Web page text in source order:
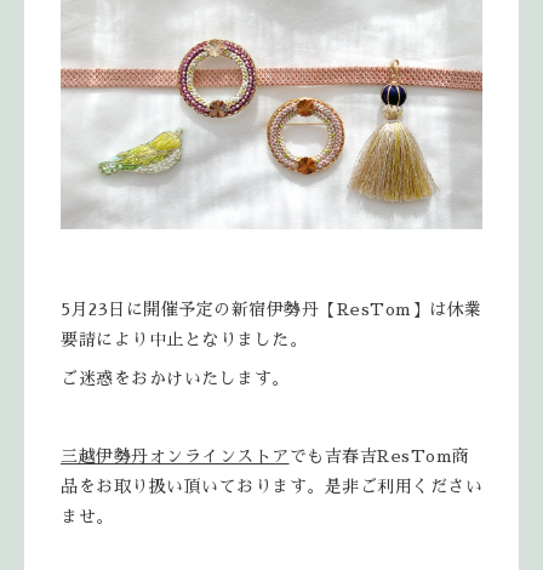
5月23日に開催予定の新宿伊勢丹【ResTom】は休業
要請により中止となりました。
ご迷惑をおかけいたします。
三越伊勢丹オンラインストア でも吉春吉ResTom商
品をお取り扱い頂いております。是非ご利用ください
ませ。